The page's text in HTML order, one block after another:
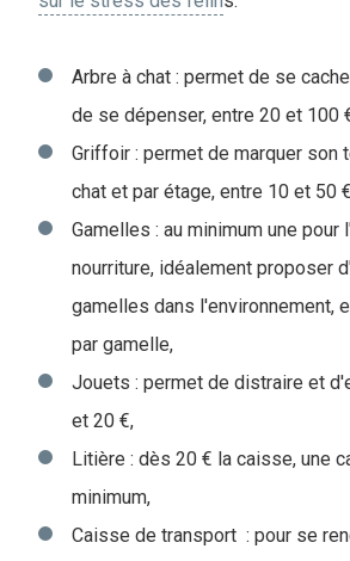
Arbre à chat : permet de se
de se dépenser, entre 20 et 100
Griffoir : permet de marquer son
chat et par étage, entre 10 et 50
Gamelles : au minimum une pour
nourriture, idéalement proposer
gamelles dans l'environnement,
par gamelle,
Jouets : permet de distraire et
et 20 €,
Litière : dès 20 € la caisse, une
minimum,
Caisse de transport : pour se